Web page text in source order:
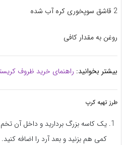
2 قاشق سوپخوری کره آب شده
روغن به مقدار کافی
بیشتر بخوانید: راهنمای خرید ظروف
طرز تهیه کرپ
یک کاسه بزرگ بردارید و داخل آن
کمی هم بزنید و بعد آرد را اضافه